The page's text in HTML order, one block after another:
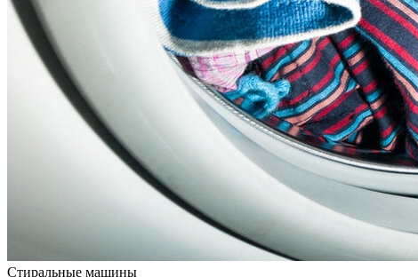
Стиральные машины